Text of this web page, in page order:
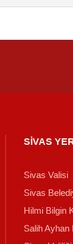
SİVAS
Sivas Valisi
Sivas
Hilmi Bilgin
Salih Ayhan